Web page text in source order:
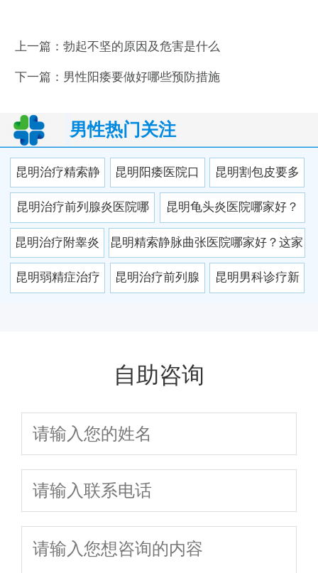
上一篇： 勃起不坚的原因及危害是什么
下一篇： 男性阳痿要做好哪些预防措施
男性热门关注
昆明治疗精索静
脉曲张医院哪家
好？2025权威排
名及患者真实评
价
昆明阳痿医院口
碑榜：这家医院
凭实力圈粉无
数，患者直呼“找
对了”！
昆明割包皮要多
少钱？2025最新
价格+三家口碑医
院对比
昆明治疗前列腺炎医院哪
家好？2025最新排名推
荐，专业治疗更放心！
昆明龟头炎医院哪家好？
本地人私藏的3家靠谱医院
排名曝光！
昆明治疗附睾炎
医院哪家强？专
昆明精索静脉曲张医院哪家好？这家
三甲名院微创技术+医保报销，患者
昆明弱精症治疗 昆明治疗前列腺
名
昆明男科诊疗新
自助咨询